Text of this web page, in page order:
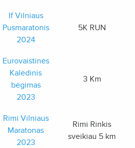
If Vilniaus
Pusmaratonis
2024
5K RUN
Eurovaistinės
Kalėdinis
bėgimas
2023
3 Km
Rimi Vilniaus
Maratonas
2023
Rimi Rinkis
sveikiau 5 km